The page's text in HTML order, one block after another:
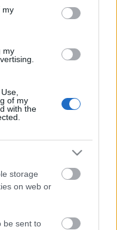
my
my
of my
with the
storage
on web or
be sent to
2-án közölt hosszú
Szücs Annával
kis "akciótervet",
közlünk. Reméljük,
anyag